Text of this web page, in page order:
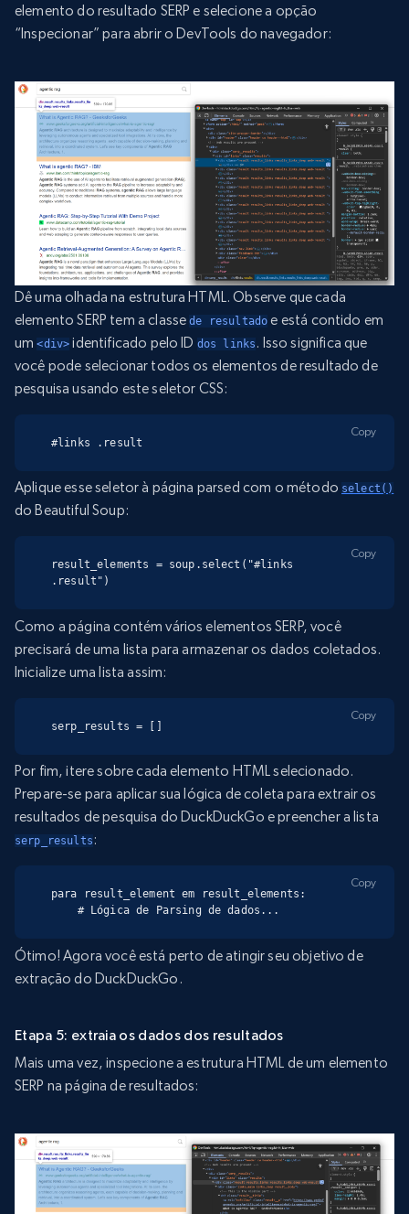
elemento do resultado SERP e selecione a opção
“Inspecionar” para abrir o DevTools do navegador:
Dê uma olhada na estrutura HTML. Observe que cada
elemento SERP tem a classede resultado e está contido em
um<div> identificado pelo ID dos links . Isso significa que
você pode selecionar todos os elementos de resultado de
pesquisa usando este seletor CSS:
#links .result
Copy
Aplique esse seletor à página parsed com o método select()
do Beautiful Soup:
result_elements = soup.select("#links
.result")
Copy
Como a página contém vários elementos SERP, você
precisará de uma lista para armazenar os dados coletados.
Inicialize uma lista assim:
serp_results = []
Copy
Por fim, itere sobre cada elemento HTML selecionado.
Prepare-se para aplicar sua lógica de coleta para extrair os
resultados de pesquisa do DuckDuckGo e preencher a lista
serp_results :
para result_element em result_elements:
    # Lógica de Parsing de dados...
Copy
Ótimo! Agora você está perto de atingir seu objetivo de
extração do DuckDuckGo.
Etapa 5: extraia os dados dos resultados
Mais uma vez, inspecione a estrutura HTML de um elemento
SERP na página de resultados: